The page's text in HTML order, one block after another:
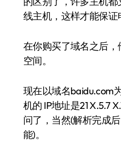
线主机，这样才能保证
在你购买了域名之后
空间。
现在以域名baidu.com
机的 IP地址是21 X.5.7
问了，当然(解析完成
能)。